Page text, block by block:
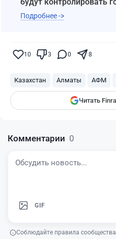
Подробнее ->
10 3 0 8
Казахстан Алматы АФМ
Читать
Комментарии 0
GIF
Соблюдайте правила